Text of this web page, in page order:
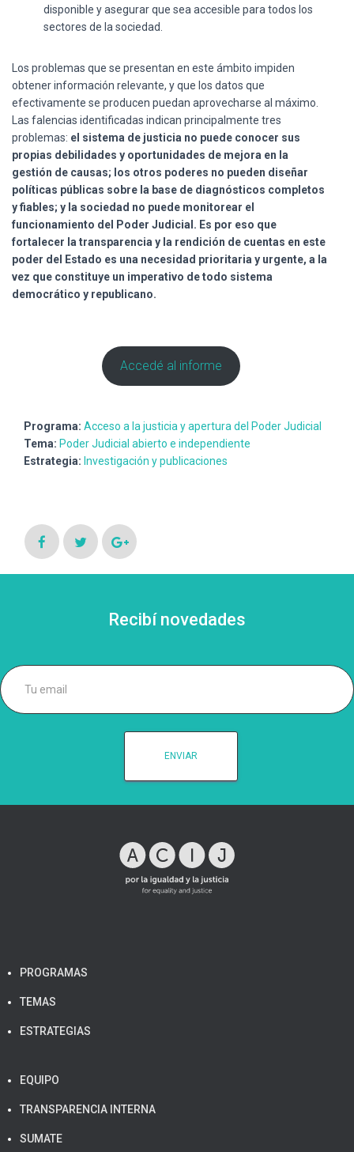
disponible y asegurar que sea accesible para todos los
sectores de la sociedad.
Los problemas que se presentan en este ámbito impiden
obtener información relevante, y que los datos que
efectivamente se producen puedan aprovecharse al máximo.
Las falencias identificadas indican principalmente tres
problemas: el sistema de justicia no puede conocer sus
propias debilidades y oportunidades de mejora en la
gestión de causas; los otros poderes no pueden diseñar
políticas públicas sobre la base de diagnósticos completos
y fiables; y la sociedad no puede monitorear el
funcionamiento del Poder Judicial. Es por eso que
fortalecer la transparencia y la rendición de cuentas en este
poder del Estado es una necesidad prioritaria y urgente, a la
vez que constituye un imperativo de todo sistema
democrático y republicano.
Accedé al informe
Programa: Acceso a la justicia y apertura del Poder Judicial
Tema: Poder Judicial abierto e independiente
Estrategia: Investigación y publicaciones
Recibí novedades
PROGRAMAS
TEMAS
ESTRATEGIAS
EQUIPO
TRANSPARENCIA INTERNA
SUMATE